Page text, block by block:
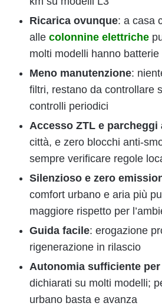
Ricarica ovunque: a casa
alle colonnine elettriche
molti modelli hanno batterie
Meno manutenzione:
filtri, restano da controllare
controlli periodici
Accesso ZTL e parcheggi
città, e zero blocchi anti-
sempre verificare regole
Silenzioso e zero
comfort urbano e aria più
maggiore rispetto per
Guida facile: erogazione
rigenerazione in rilascio
Autonomia sufficiente
dichiarati su molti modelli;
urbano basta e avanza